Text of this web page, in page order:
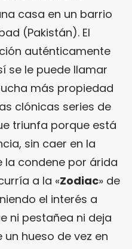
casa en un barrio
(Pakistán). El
auténticamente
se le puede llamar
más propiedad
clónicas series de
triunfa porque está
sin caer en la
la condene por árida
a la «Zodiac» de
el interés a
ni pestañea ni deja
hueso de vez en